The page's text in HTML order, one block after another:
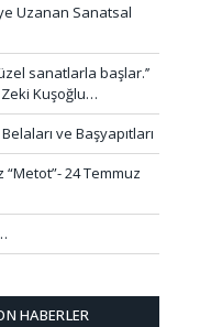
Uzanan Sanatsal
sanatlarla başlar.’’
Kuşoğlu…
ve Başyapıtları
“Metot”- 24 Temmuz
HABERLER